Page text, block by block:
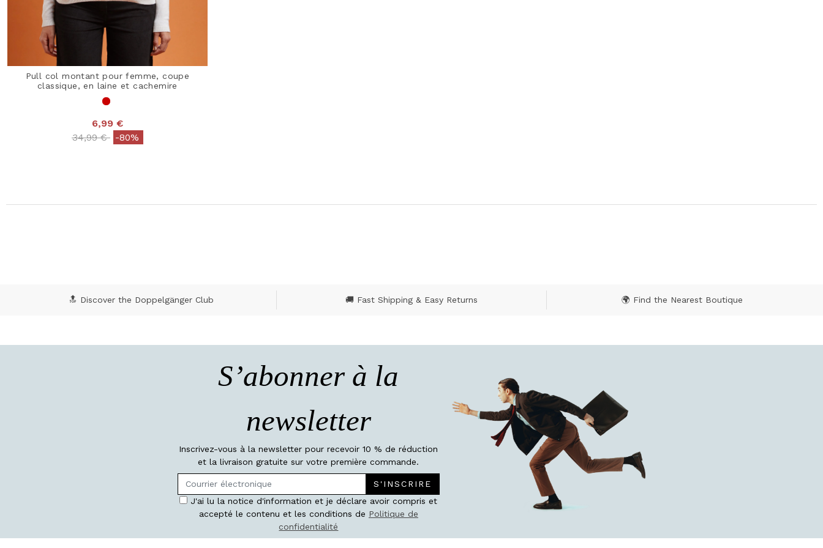
Pull col montant pour femme, coupe
classique, en laine et cachemire
6,99 €
Price reduced from
34,99 €to-80%
🔝 Discover the Doppelgänger Club 🚚 Fast Shipping & Easy Returns 🌍 Find the Nearest Boutique
S’abonner à la
newsletter
Inscrivez-vous à la newsletter pour recevoir 10 % de réduction
et la livraison gratuite sur votre première commande.
S'INSCRIRE
J'ai lu la notice d'information et je déclare avoir compris et
accepté le contenu et les conditions de Politique de
confidentialité